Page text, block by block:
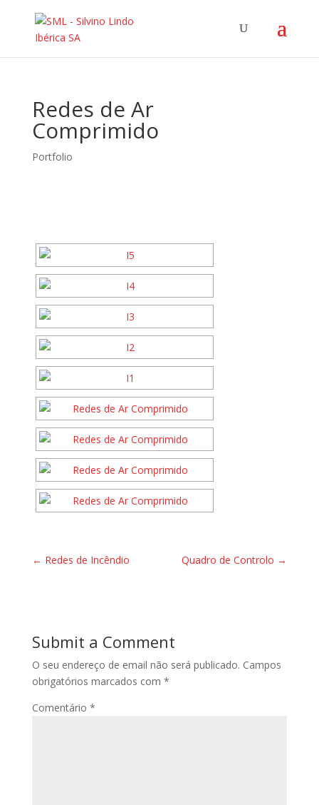
Redes de Ar
Comprimido
Portfolio
← Redes de Incêndio Quadro de Controlo →
Submit a Comment
O seu endereço de email não será publicado. Campos
obrigatórios marcados com *
Comentário *